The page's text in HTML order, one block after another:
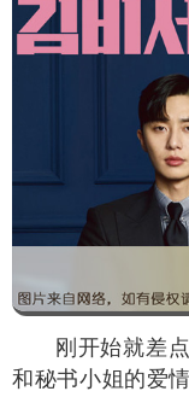
刚开始就差
和秘书小姐的爱